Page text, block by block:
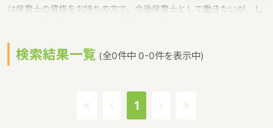
は保育士の資格をお持ちの方で、今後保育士として働きたいが、し
に関する取り組みを行っています。
岡山県の政令指定都市は岡山市、人口は1910139人（2017/5/1現
町村は27。岡山県の家賃相場：5.6万円（2017年10月賃貸住宅 D-
検索結果一覧 (全0件中 0-0件を表示中)
1